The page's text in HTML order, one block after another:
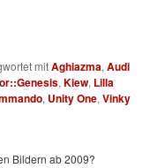
mitAghiazma,Audi
,Kiew, Lilla
, Unity One,Vinky
Bildern ab 2009?